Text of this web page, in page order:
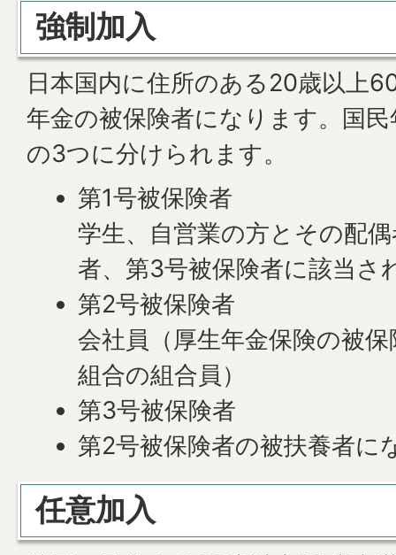
強制加入
日本国内に住所のある20歳以上
年金の被保険者になります。国
の3つに分けられます。
第1号被保険者
学生、自営業の方とその配
者、第3号被保険者に該当さ
第2号被保険者
会社員（厚生年金保険の被
組合の組合員）
第3号被保険者
第2号被保険者の被扶養者に
任意加入